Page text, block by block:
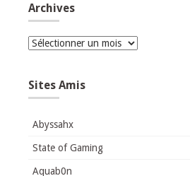
Archives
Archives
Sites Amis
Abyssahx
State of Gaming
Aquab0n